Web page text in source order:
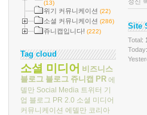
(13)
위기 커뮤니케이션 (22)
소셜 커뮤니케이션 (286)
쥬니캡입니다! (222)
Tag cloud
소셜 미디어 비즈니스
블로그 블로그 쥬니캡 PR 에
델만 Social Media 트위터 기
업 블로그 PR 2.0 소셜 미디어
커뮤니케이션 에델만 코리아
Site
Total:
Today